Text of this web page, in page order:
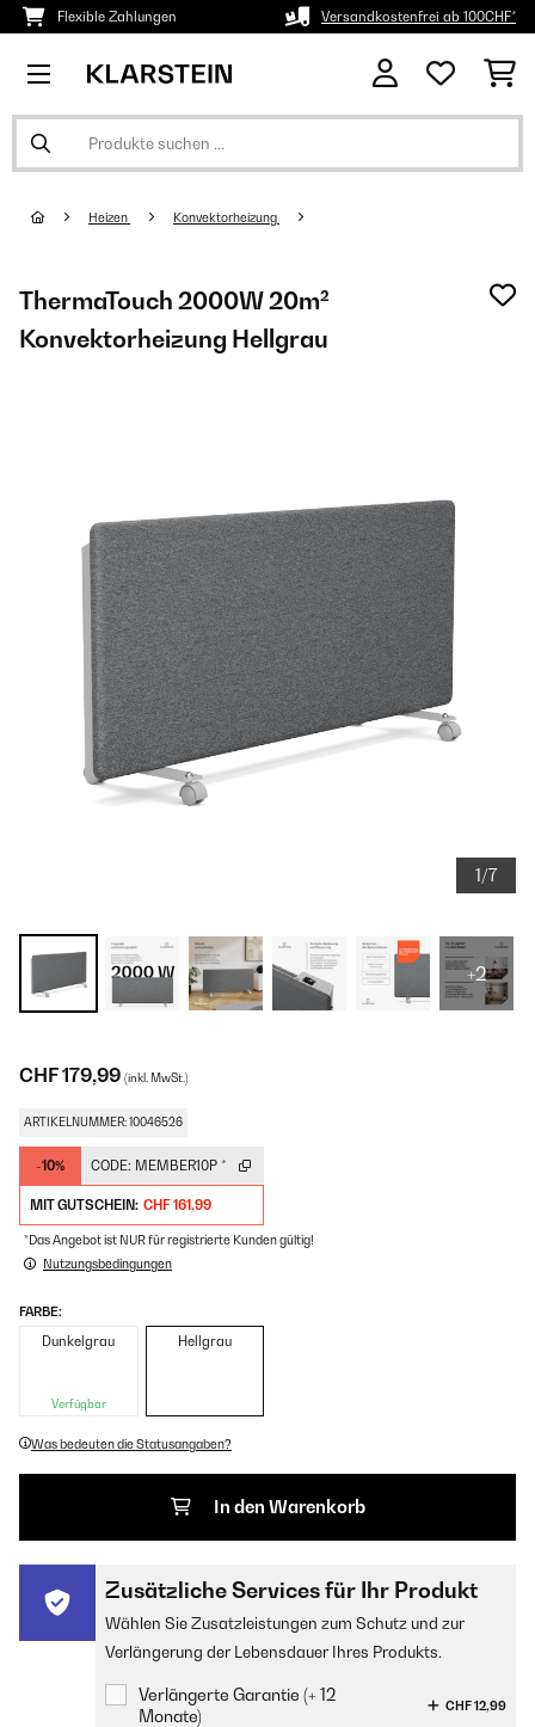
Flexible Zahlungen Versandkostenfrei ab 100CHF*
Heizen Konvektorheizung
ThermaTouch 2000W 20m²
Konvektorheizung Hellgrau
1/7
+2
CHF 179,99 (inkl. MwSt.)
ARTIKELNUMMER: 10046526
-10% CODE: MEMBER10P *
MIT GUTSCHEIN: CHF 161,99
*Das Angebot ist NUR für registrierte Kunden gültig!
Nutzungsbedingungen
FARBE:
Dunkelgrau
Verfügbar
Hellgrau
Was bedeuten die Statusangaben?
In den Warenkorb
Zusätzliche Services für Ihr Produkt
Wählen Sie Zusatzleistungen zum Schutz und zur
Verlängerung der Lebensdauer Ihres Produkts.
Verlängerte Garantie (+ 12
Monate)
CHF 12,99